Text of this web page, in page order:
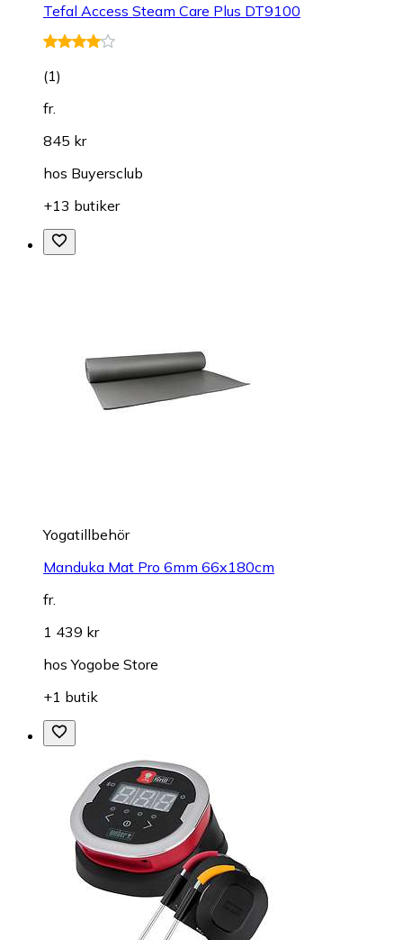
Tefal Access Steam Care Plus DT9100
(1)
fr.
845 kr
hos Buyersclub
+13 butiker
Yogatillbehör
Manduka Mat Pro 6mm 66x180cm
fr.
1 439 kr
hos Yogobe Store
+1 butik